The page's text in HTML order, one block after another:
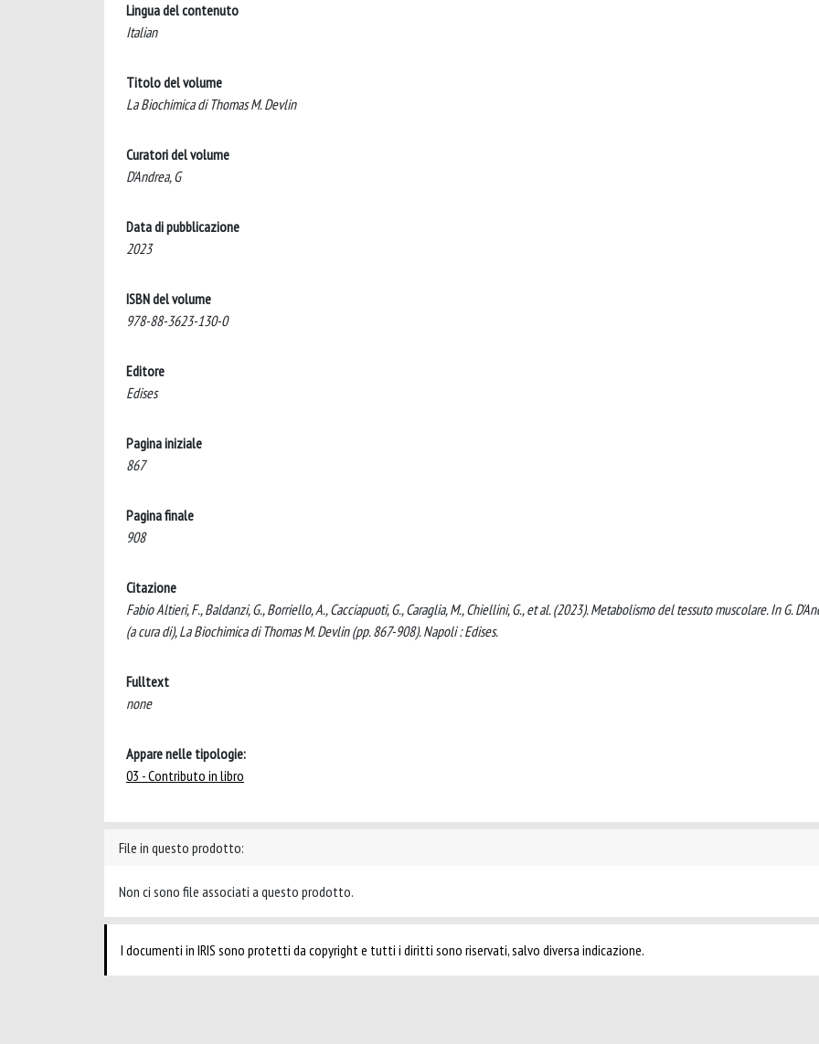
Lingua del contenuto
Italian
Titolo del volume
La Biochimica di Thomas M. Devlin
Curatori del volume
D'Andrea, G
Data di pubblicazione
2023
ISBN del volume
978-88-3623-130-0
Editore
Edises
Pagina iniziale
867
Pagina finale
908
Citazione
Fabio Altieri, F., Baldanzi, G., Borriello, A., Cacciapuoti, G., Caraglia, M., Chiellini, G., et al. (2023). Metabolismo del tessuto muscolare. In G.
(a cura di), La Biochimica di Thomas M. Devlin (pp. 867-908). Napoli : Edises.
Fulltext
none
Appare nelle tipologie:
03 - Contributo in libro
File in questo prodotto:
Non ci sono file associati a questo prodotto.
I documenti in IRIS sono protetti da copyright e tutti i diritti sono riservati, salvo diversa indicazione.